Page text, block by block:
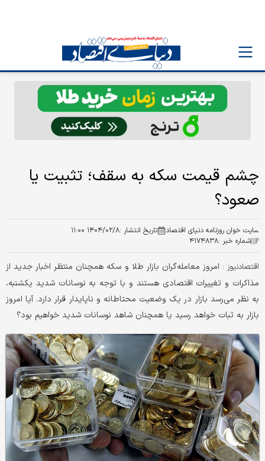
چشم قیمت سکه به سقف؛ تثبیت یا
صعود؟
سایت خوان روزنامه دنیای اقتصاد تاریخ انتشار :۱۴۰۴/۰۲/۸ ۱۱:۰۰
شماره خبر :۴۱۷۴۸۳۸
اقتصادنیوز : امروز معامله‌گران بازار طلا و سکه همچنان منتظر اخبار جدید از
مذاکرات و تغییرات اقتصادی هستند و با توجه به نوسانات شدید یکشنبه،
به نظر می‌رسد بازار در یک وضعیت محتاطانه و ناپایدار قرار دارد. آیا امروز
بازار به ثبات خواهد رسید یا همچنان شاهد نوسانات شدید خواهیم بود؟